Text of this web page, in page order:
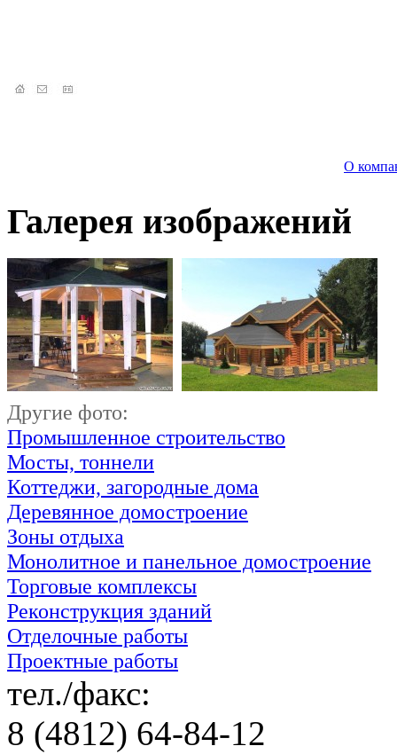
О
Галерея изображений
Другие фото:
Промышленное строительство
Мосты, тоннели
Коттеджи, загородные дома
Деревянное домостроение
Зоны отдыха
Монолитное и панельное домостроение
Торговые комплексы
Реконструкция зданий
Отделочные работы
Проектные работы
тел./факс:
8 (4812) 64-84-12